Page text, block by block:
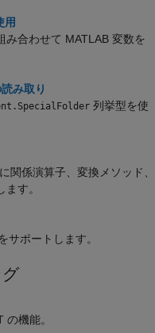
用
み合わせて MATLAB 変数を
み取り
列挙型を使
関係演算子、変換メソッド、
す。
サポートします。
機能。